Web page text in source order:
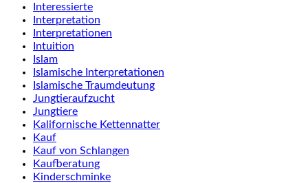
Interessierte
Interpretation
Interpretationen
Intuition
Islam
Islamische Interpretationen
Islamische Traumdeutung
Jungtieraufzucht
Jungtiere
Kalifornische Kettennatter
Kauf
Kauf von Schlangen
Kaufberatung
Kinderschminke